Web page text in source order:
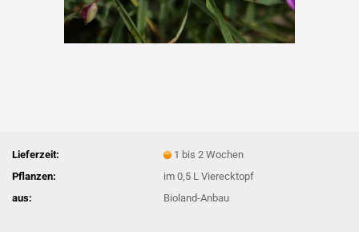
Lieferzeit:
1 bis 2 Wochen
Pflanzen:
im 0,5 L Vierecktopf
aus:
Bioland-Anbau